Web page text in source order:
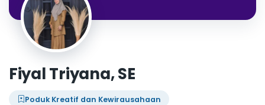
Fiyal Triyana, SE
Poduk Kreatif dan Kewirausahaan